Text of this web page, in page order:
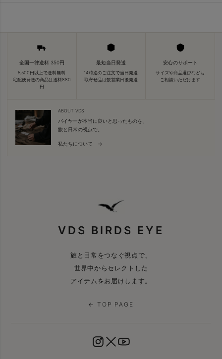
全国一律送料 350円
5,500円以上で送料無料
宅配便発送の商品は送料880
円
最短当日発送
14時迄のご注文で当日発送
取寄せ品は数営業日後発送
安心のサポート
サイズや商品選びなども
ご相談いただけます
ABOUT VDS
バイヤーが本当に良いと思ったものを、
旅と日常の視点で。
私たちについて →
VDS BIRDS EYE
旅と日常をつなぐ視点で、
世界中からセレクトした
アイテムをお届けします。
← TOP PAGE